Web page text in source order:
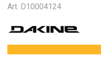
Art. D10004124